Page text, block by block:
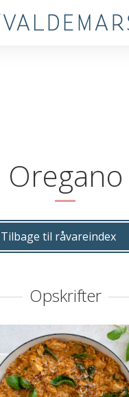
Oregano
Tilbage til råvareindex
Opskrifter